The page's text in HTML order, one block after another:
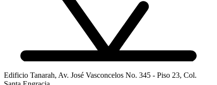
Edificio Tanarah, Av. José Vasconcelos No. 345 - Piso 23, Col.